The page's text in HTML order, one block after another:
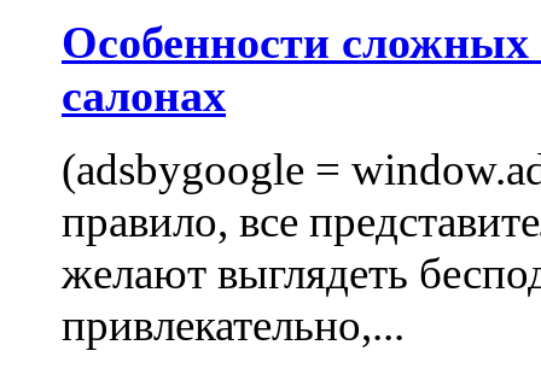
Особенности
салонах
(adsbygoogle =
правило, все
желают выглядеть
привлекательно,...